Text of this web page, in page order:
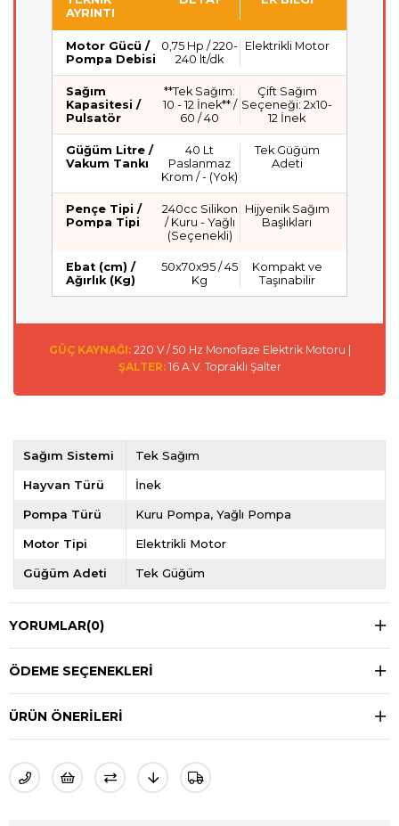
AYRINTI
Motor Gücü /
Pompa Debisi
0,75 Hp / 220-
240 lt/dk
Elektrikli Motor
Sağım
Kapasitesi /
Pulsatör
**Tek Sağım:
10 - 12 İnek** /
60 / 40
Çift Sağım
Seçeneği: 2x10-
12 İnek
Güğüm Litre /
Vakum Tankı
40 Lt
Paslanmaz
Krom / - (Yok)
Tek Güğüm
Adeti
Pençe Tipi /
Pompa Tipi
240cc Silikon
/ Kuru - Yağlı
(Seçenekli)
Hijyenik Sağım
Başlıkları
Ebat (cm) /
Ağırlık (Kg)
50x70x95 / 45
Kg
Kompakt ve
Taşınabilir
GÜÇ KAYNAĞI:220 V / 50 Hz Monofaze Elektrik Motoru |
ŞALTER:16 A.V. Topraklı Şalter
Sağım Sistemi Tek Sağım
Hayvan Türü İnek
Pompa Türü Kuru Pompa Yağlı Pompa
Motor Tipi Elektrikli Motor
Güğüm Adeti Tek Güğüm
YORUMLAR(0)
ÖDEME SEÇENEKLERI
ÜRÜN ÖNERILERI